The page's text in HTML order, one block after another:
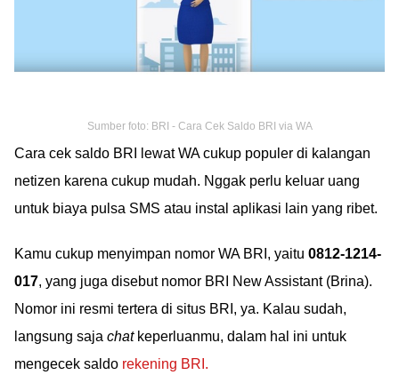
Sumber foto: BRI - Cara Cek Saldo BRI via WA
Cara cek saldo BRI lewat WA cukup populer di kalangan
netizen karena cukup mudah. Nggak perlu keluar uang
untuk biaya pulsa SMS atau instal aplikasi lain yang ribet.
Kamu cukup menyimpan nomor WA BRI, yaitu 0812-1214-
017, yang juga disebut nomor BRI New Assistant (Brina).
Nomor ini resmi tertera di situs BRI, ya. Kalau sudah,
langsung saja chatkeperluanmu, dalam hal ini untuk
mengecek saldo rekening BRI.